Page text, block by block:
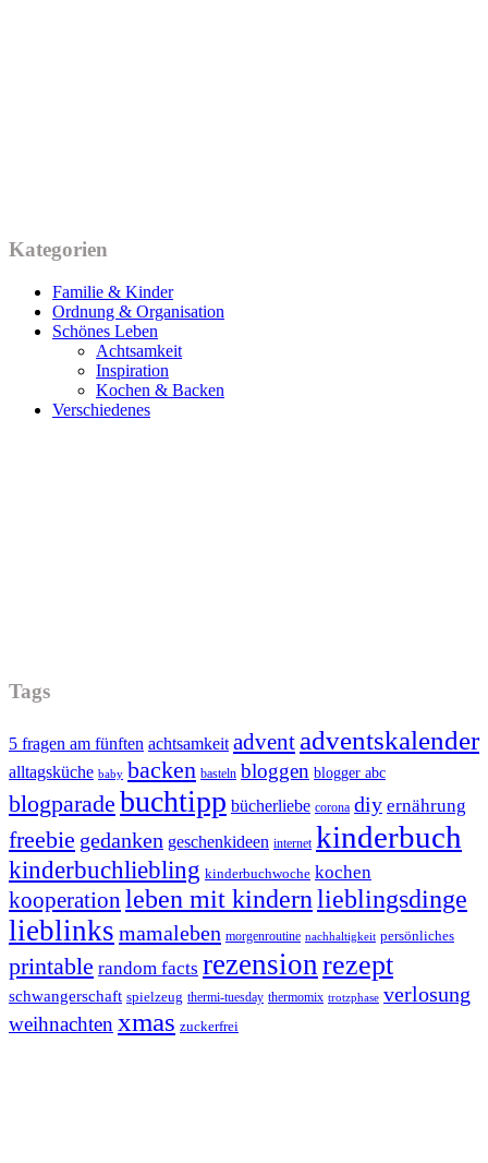
Kategorien
Familie & Kinder
Ordnung & Organisation
Schönes Leben
Achtsamkeit
Inspiration
Kochen & Backen
Verschiedenes
Tags
5 fragen am fünften achtsamkeit advent adventskalender
alltagsküche baby backen basteln bloggen blogger abc
blogparade buchtipp bücherliebe corona diy ernährung
freebie gedanken geschenkideen internet kinderbuch
kinderbuchliebling kinderbuchwoche kochen
kooperation leben mit kindernlieblingsdinge
lieblinks mamaleben morgenroutine nachhaltigkeit persönliches
printable random facts rezensionrezept
schwangerschaft spielzeug thermi-tuesday thermomix trotzphase verlosung
weihnachten xmas zuckerfrei